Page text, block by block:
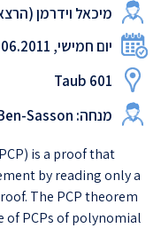
מיכאל וידרמן
יום חמישי, 02.06.2011, 14:30
Taub 601
מנחה: Prof. E. Ben-Sasson
is a proof that
by reading only a
The PCP theorem
of PCPs of polynomial